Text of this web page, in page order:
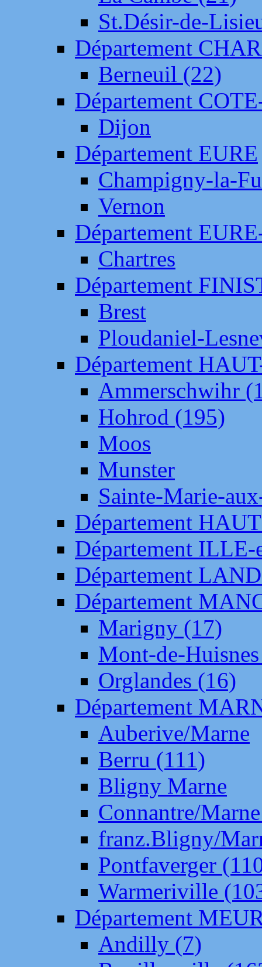
St.Désir-de-
Département
Berneuil (22)
Département
Dijon
Département EURE
Champigny-la-
Vernon
Département
Chartres
Département
Brest
Ploudaniel-
Département
Ammerschwihr
Hohrod (195)
Moos
Munster
Sainte-Marie-
Département
Département
Département
Département
Marigny (17)
Mont-de-
Orglandes (16)
Département
Auberive/Marne
Berru (111)
Bligny Marne
Connantre/
franz.Bligny/
Pontfaverger
Warmeriville
Département
Andilly (7)